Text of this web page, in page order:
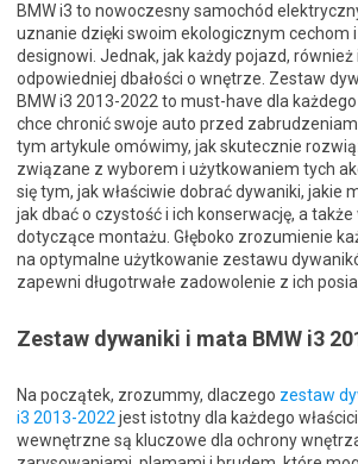
BMW i3 to nowoczesny samochód
uznanie dzięki swoim ekologicznym cechom
designowi. Jednak, jak każdy pojazd,
odpowiedniej dbałości o wnętrze. Zestaw
BMW i3 2013-2022 to must-have dla
chce chronić swoje auto przed
tym artykule omówimy, jak skutecznie
związane z wyborem i użytkowaniem tych
się tym, jak właściwie dobrać dywaniki, jakie
jak dbać o czystość i ich konserwację, a
dotyczące montażu. Głęboko zrozumienie
na optymalne użytkowanie zestawu
zapewni długotrwałe zadowolenie z ich
Zestaw dywaniki i mata BMW i3
Na początek, zrozummy, dlaczego zestaw
i3 2013-2022 jest istotny dla każdego
wewnętrzne są kluczowe dla ochrony